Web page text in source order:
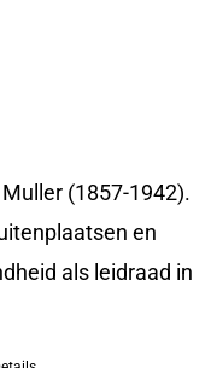
(1857-1942).
en
als leidraad in